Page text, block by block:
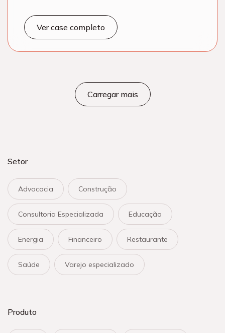
Ver case completo
Carregar mais
Setor
Advocacia Construção
Consultoria Especializada Educação
Energia Financeiro Restaurante
Saúde Varejo especializado
Produto